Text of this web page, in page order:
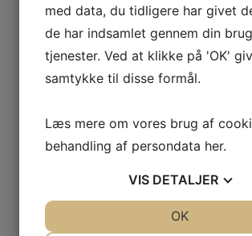
3 timers rådgivning i Facebook &
markedsføring
KR. 8.995,- EX. MOMS
Begynderpakke
Indhold som begynderpakken
med data, du tidligere har givet
de har indsamlet gennem din
tjenester. Ved at klikke på 'OK'
samtykke til disse formål.
Læs mere om vores brug af
behandling af persondata her.
VIS DETALJER
OK